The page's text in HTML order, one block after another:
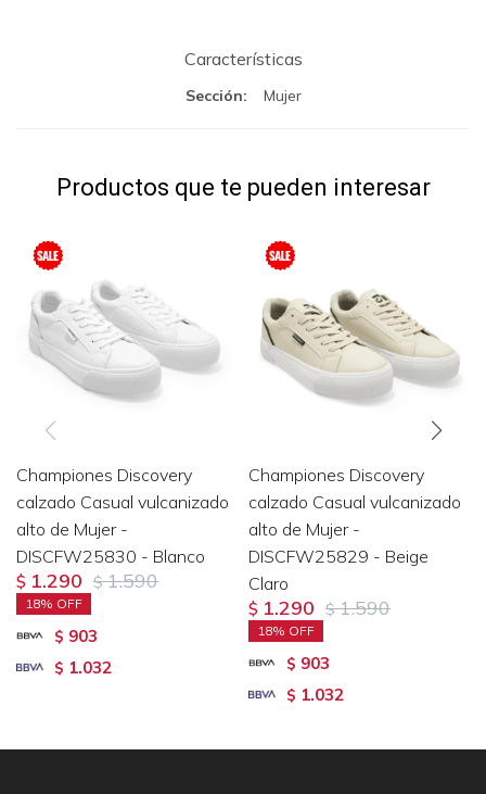
Características
Sección Mujer
Productos que te pueden interesar
Championes Discovery
calzado Casual vulcanizado
alto de Mujer -
DISCFW25830 - Blanco
$ 1.290 $ 1.590
18
$ 903
$ 1.032
Championes Discovery
calzado Casual vulcanizado
alto de Mujer -
DISCFW25829 - Beige
Claro
$ 1.290 $ 1.590
18
$ 903
$ 1.032